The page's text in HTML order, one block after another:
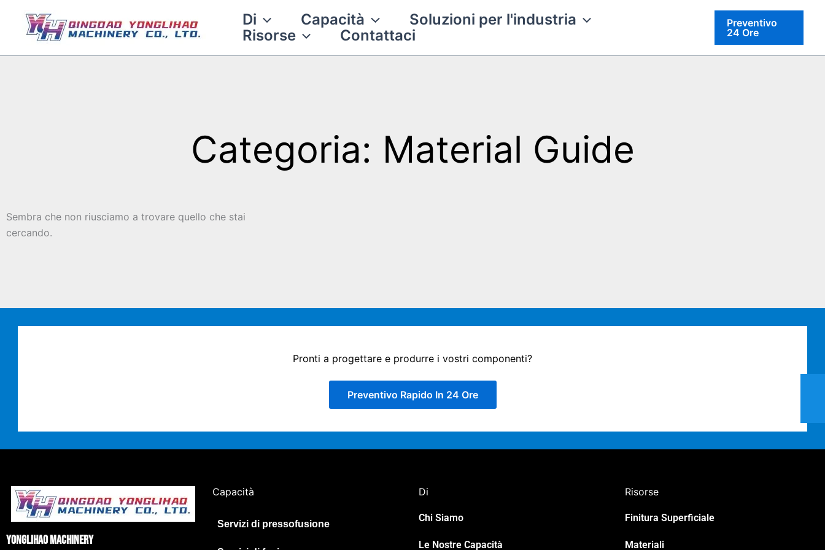
contenuto
Di Capacità
Soluzioni per l'industria
Risorse
Contattaci
Preventivo
24 Ore
Categoria: Material Guide
Sembra che non riusciamo a trovare quello che stai
cercando.
Pronti a progettare e produrre i vostri componenti?
Preventivo Rapido In 24 Ore
Yonglihao Machinery
Capacità
Servizi di pressofusione
Di
Chi Siamo
Le Nostre Capacità
Risorse
Finitura Superficiale
Materiali